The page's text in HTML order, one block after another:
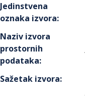
Jedinstvena
oznaka izvora:
Naziv izvora
prostornih
podataka:
Sažetak izvora: